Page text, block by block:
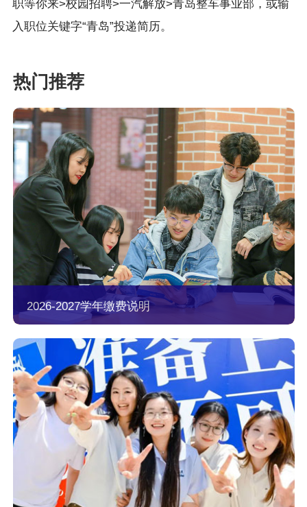
职等你来>校园招聘>一汽解放>青岛整车事业部，或输
入职位关键字“青岛”投递简历。
2026-2027学年缴费说明